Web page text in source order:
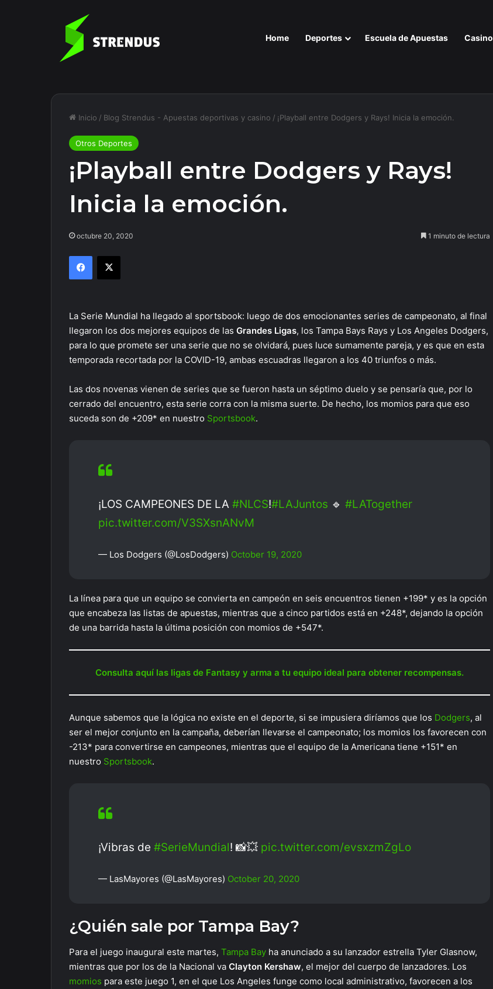
Home Deportes Escuela de Apuestas Casino
Inicio / Blog Strendus - Apuestas deportivas y casino / ¡Playball entre Dodgers y Rays! Inicia la emoción.
Otros Deportes
¡Playball entre Dodgers y Rays!
Inicia la emoción.
octubre 20, 2020 1 minuto de lectura
Facebook
X
La Serie Mundial ha llegado al sportsbook: luego de dos emocionantes series de campeonato, al final
llegaron los dos mejores equipos de las Grandes Ligas, los Tampa Bays Rays y Los Angeles Dodgers,
para lo que promete ser una serie que no se olvidará, pues luce sumamente pareja, y es que en esta
temporada recortada por la COVID-19, ambas escuadras llegaron a los 40 triunfos o más.
Las dos novenas vienen de series que se fueron hasta un séptimo duelo y se pensaría que, por lo
cerrado del encuentro, esta serie corra con la misma suerte. De hecho, los momios para que eso
suceda son de +209* en nuestro Sportsbook.
¡LOS CAMPEONES DE LA #NLCS!#LAJuntos 🔹 #LATogether
pic.twitter.com/V3SXsnANvM
— Los Dodgers (@LosDodgers) October 19, 2020
La línea para que un equipo se convierta en campeón en seis encuentros tienen +199* y es la opción
que encabeza las listas de apuestas, mientras que a cinco partidos está en +248*, dejando la opción
de una barrida hasta la última posición con momios de +547*.
Consulta aquí las ligas de Fantasy y arma a tu equipo ideal para obtener recompensas.
Aunque sabemos que la lógica no existe en el deporte, si se impusiera diríamos que los Dodgers, al
ser el mejor conjunto en la campaña, deberían llevarse el campeonato; los momios los favorecen con
-213* para convertirse en campeones, mientras que el equipo de la Americana tiene +151* en
nuestro Sportsbook.
¡Vibras de #SerieMundial! 📸💥 pic.twitter.com/evsxzmZgLo
— LasMayores (@LasMayores) October 20, 2020
¿Quién sale por Tampa Bay?
Para el juego inaugural este martes, Tampa Bay ha anunciado a su lanzador estrella Tyler Glasnow,
mientras que por los de la Nacional va Clayton Kershaw, el mejor del cuerpo de lanzadores. Los
momios para este juego 1, en el que Los Angeles funge como local administrativo, favorecen a los